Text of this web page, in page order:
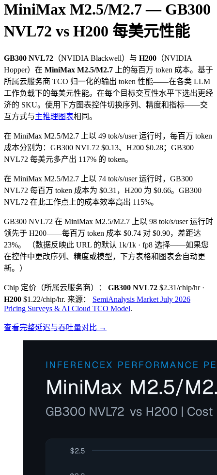
MiniMax M2.5/M2.7 — GB300
NVL72 vs H200 每美元性能
GB300 NVL72 （NVIDIA Blackwell）与 H200 （NVIDIA
Hopper）在 MiniMax M2.5/M2.7 上的每百万 token 成本。基于
所属云服务商 TCO 归一化的输出 token 性能——在各类 LLM
工作负载下的每美元性能。在每个目标交互性水平下选出更经
济的 SKU。使用下方图表控件切换序列、精度和指标——交
互方式与主推理图表相同。
在 MiniMax M2.5/M2.7 上以 49 tok/s/user 运行时，每百万 token
成本分别为：GB300 NVL72 $0.13、H200 $0.28；GB300
NVL72 每美元多产出 117% 的 token。
在 MiniMax M2.5/M2.7 上以 74 tok/s/user 运行时，GB300
NVL72 每百万 token 成本为 $0.31，H200 为 $0.66。GB300
NVL72 在此工作点上的成本效率高出 115%。
GB300 NVL72 在 MiniMax M2.5/M2.7 上以 98 tok/s/user 运行时
领先于 H200——每百万 token 成本 $0.74 对 $0.90，差距达
23%。
（数据反映此 URL 的默认 1k/1k · fp8 选择——如果您
在控件中更改序列、精度或模型，下方表格和图表会自动更
新。）
Chip 定价（所属云服务商）： GB300 NVL72 $2.31/chip/hr·
H200 $1.22/chip/hr. 来源：
SemiAnalysis Market July 2026
Pricing Surveys & AI Cloud TCO Model.
查看完整延迟与吞吐量对比 →